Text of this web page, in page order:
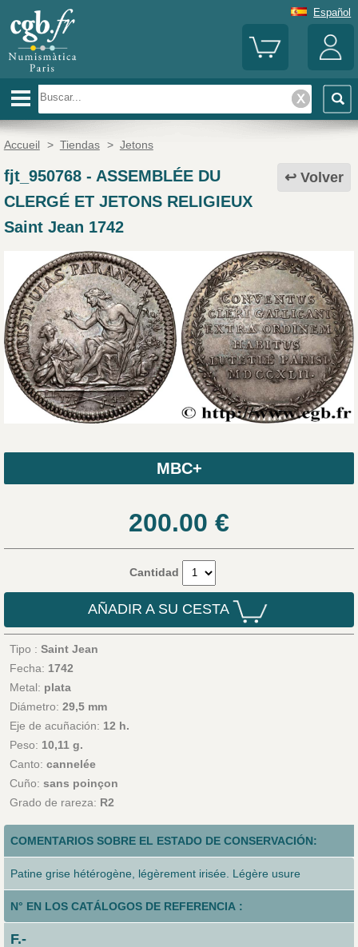
Español
Accueil > Tiendas > Jetons
Volver
fjt_950768- ASSEMBLÉE DU
CLERGÉ ET JETONS RELIGIEUX
Saint Jean 1742
MBC+
200.00 €
Cantidad
AÑADIR A SU CESTA
Tipo : Saint Jean
Fecha: 1742
Metal: plata
Diámetro: 29,5 mm
Eje de acuñación: 12 h.
Peso: 10,11 g.
Canto: cannelée
Cuño: sans poinçon
Grado de rareza: R2
COMENTARIOS SOBRE EL ESTADO DE CONSERVACIÓN:
Patine grise hétérogène, légèrement irisée. Légère usure
N° EN LOS CATÁLOGOS DE REFERENCIA :
F.-